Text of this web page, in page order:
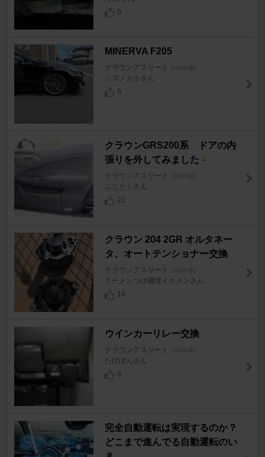
0
MINERVA F205
クラウンアスリート
シズノカミさん
9
クラウンGRS200系 ドアの内
張りを外してみました
クラウンアスリート
ふじたくさん
21
クラウン 204 2GR オルタネー
タ、オートテンショナー交換
クラウンアスリート
ラーメンつけ麺僕イケメンさん
14
ウインカーリレー交換
クラウンアスリート
たけぽんさん
8
完全自動運転は実現するのか？
どこまで進んでる自動運転のい